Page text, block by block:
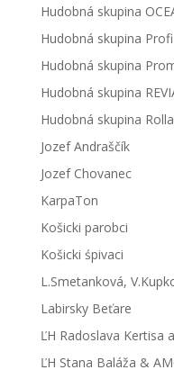
Hudobná skupina
Hudobná skupina Profi
Hudobná skupina
Hudobná skupina
Hudobná skupina
Jozef Andraščík
Jozef Chovanec
KarpaTon
Košicki parobci
Košicki śpivaci
L.Smetanková,
Labirsky Beťare
ĽH Radoslava Kertisa
ĽH Stana Baláža &